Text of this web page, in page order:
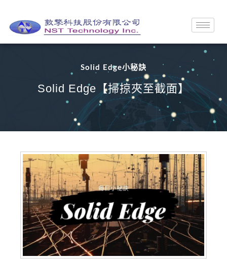
Solid Edge小秘訣
Solid Edge【掃掠夾至截面】